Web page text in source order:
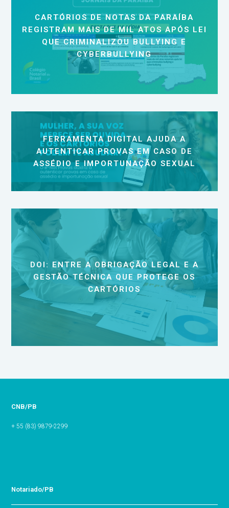
CARTÓRIOS DE NOTAS DA PARAÍBA
REGISTRAM MAIS DE MIL ATOS APÓS LEI
QUE CRIMINALIZOU BULLYING E
CYBERBULLYING
FERRAMENTA DIGITAL AJUDA A
AUTENTICAR PROVAS EM CASO DE
ASSÉDIO E IMPORTUNAÇÃO SEXUAL
DOI: ENTRE A OBRIGAÇÃO LEGAL E A
GESTÃO TÉCNICA QUE PROTEGE OS
CARTÓRIOS
CNB/PB
+ 55 (83) 9879-2299
Notariado/PB